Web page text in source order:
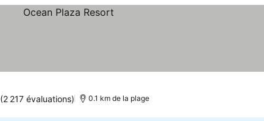
(2 217 évaluations) 0.1 km de la plage